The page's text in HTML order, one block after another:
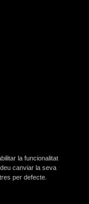
la funcionalitat
canviar la seva
per defecte.